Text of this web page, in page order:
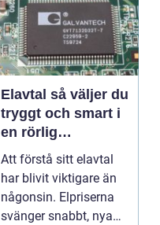
Elavtal så väljer du
tryggt och smart i
en rörlig
elmarknad
Att förstå sitt elavtal
har blivit viktigare än
någonsin. Elpriserna
svänger snabbt, nya